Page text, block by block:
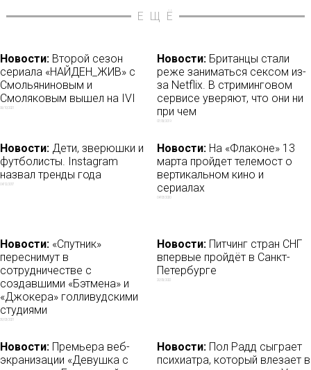
ЕЩЁ
Новости: Второй сезон
сериала «НАЙДЕН_ЖИВ» с
Смольяниновым и
Смоляковым вышел на IVI
06/10/2021
Новости: Британцы стали
реже заниматься сексом из-
за Netflix. В стриминговом
сервисе уверяют, что они ни
при чем
07/05/2019
Новости: Дети, зверюшки и
футболисты. Instagram
назвал тренды года
04/12/2017
Новости: На «Флаконе» 13
марта пройдет телемост о
вертикальном кино и
сериалах
04/03/2020
Новости: «Спутник»
переснимут в
сотрудничестве с
создавшими «Бэтмена» и
«Джокера» голливудскими
студиями
30/03/2021
Новости: Питчинг стран СНГ
впервые пройдёт в Санкт-
Петербурге
20/05/2022
Новости: Премьера веб-
экранизации «Девушка с
Новости: Пол Радд сыграет
психиатра, который влезает в